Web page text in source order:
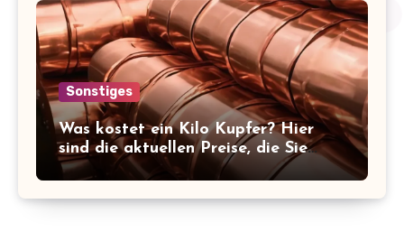
Sonstiges
Was kostet ein Kilo Kupfer? Hier
sind die aktuellen Preise, die Sie
kennen sollten!